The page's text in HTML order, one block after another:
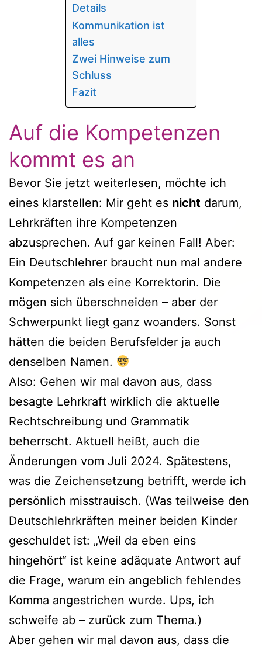
Details
Kommunikation ist
alles
Zwei Hinweise zum
Schluss
Fazit
Auf die Kompetenzen
kommt es an
Bevor Sie jetzt weiterlesen, möchte ich
eines klarstellen: Mir geht es nicht darum,
Lehrkräften ihre Kompetenzen
abzusprechen. Auf gar keinen Fall! Aber:
Ein Deutschlehrer braucht nun mal andere
Kompetenzen als eine Korrektorin. Die
mögen sich überschneiden – aber der
Schwerpunkt liegt ganz woanders. Sonst
hätten die beiden Berufsfelder ja auch
denselben Namen.
Also: Gehen wir mal davon aus, dass
besagte Lehrkraft wirklich die aktuelle
Rechtschreibung und Grammatik
beherrscht. Aktuell heißt, auch die
Änderungen vom Juli 2024. Spätestens,
was die Zeichensetzung betrifft, werde ich
persönlich misstrauisch. (Was teilweise den
Deutschlehrkräften meiner beiden Kinder
geschuldet ist: „Weil da eben eins
hingehört“ ist keine adäquate Antwort auf
die Frage, warum ein angeblich fehlendes
Komma angestrichen wurde. Ups, ich
schweife ab – zurück zum Thema.)
Aber gehen wir mal davon aus, dass die